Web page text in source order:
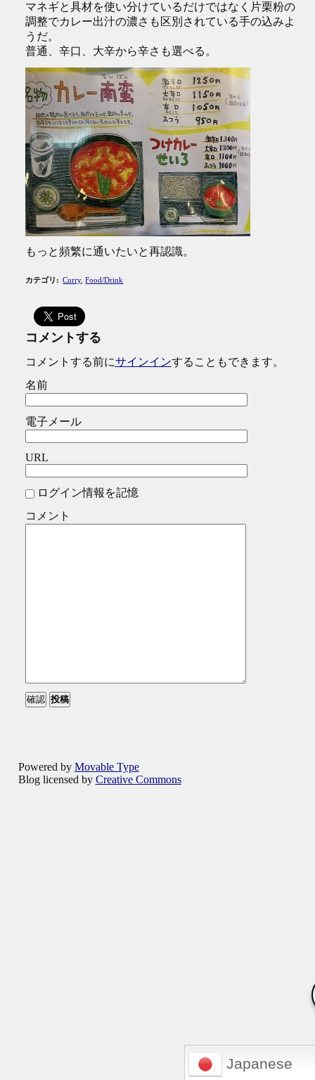
Japanese
マネギと具材を使い分けているだけではなく片栗粉の
調整でカレー出汁の濃さも区別されている手の込みよ
うだ。
普通、辛口、大辛から辛さも選べる。
もっと頻繁に通いたいと再認識。
カテゴリ : Curry, Food/Drink
コメントする
コメントする前にサインインすることもできます。
名前
電子メール
URL
ログイン情報を記憶
コメント
Powered by Movable Type
Blog licensed by Creative Commons